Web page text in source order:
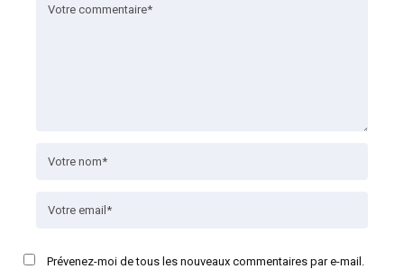
Prévenez-moi de tous les nouveaux commentaires par e-mail.